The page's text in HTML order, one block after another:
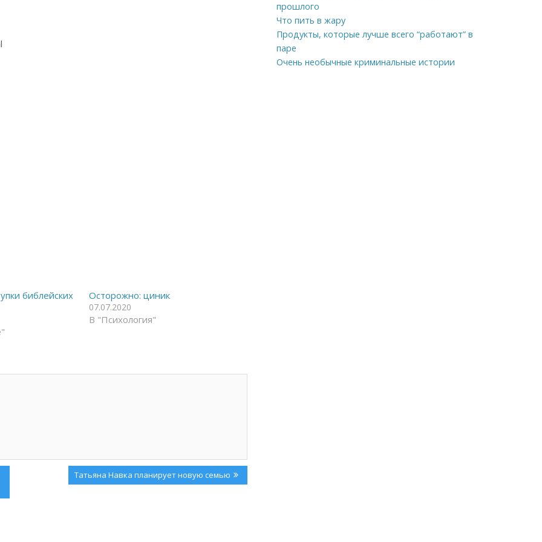
библейских
Осторожно: циник
07.07.2020
В "Психология"
Next
Post:
Татьяна Навка планирует новую семью
прошлого
Что пить в жару
Продукты, которые лучше всего “работают” в
паре
Очень необычные криминальные истории